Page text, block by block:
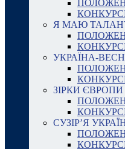
Я МАЮ
УКРАЇНА-
ЗІРКИ ЄВРОПИ
СУЗІР’Я